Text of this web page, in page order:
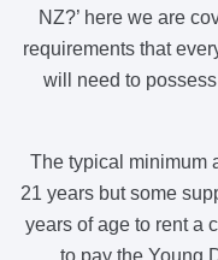
NZ?’ here we are
requirements that
will need to
The typical minimum
21 years but some
years of age to rent a
to pay the Young